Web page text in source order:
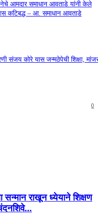
आमदार समाधान आवताडे यांनी केले
कटिबद्ध – आ. समाधान आवताडे
संजय कोरे यास जन्मठेपेची शिक्षा,
0
सन्मान राखून ध्येयाने शिक्षण